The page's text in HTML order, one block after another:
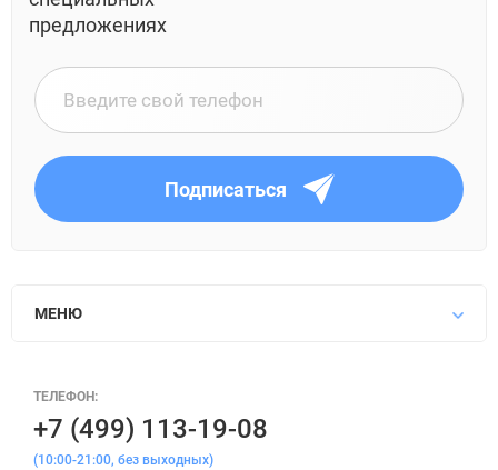
предложениях
Подписаться
МЕНЮ
ТЕЛЕФОН:
+7 (499) 113-19-08
(10:00-21:00, без выходных)